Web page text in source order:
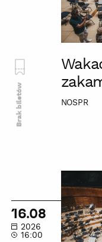
NOSPR
Brak biletów
zwiedzanie
zakamarków
NOSPR
16.08
2026
16:00